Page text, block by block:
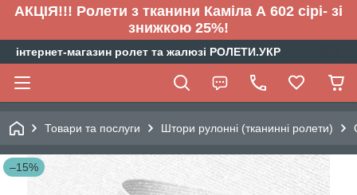
АКЦІЯ!!! Ролети з тканини Каміла А 602 сірі- зі
знижкою 25%!
інтернет-магазин ролет та жалюзі РОЛЕТИ.УКР
Товари та послуги Штори рулонні (тканинні ролети)
–15%